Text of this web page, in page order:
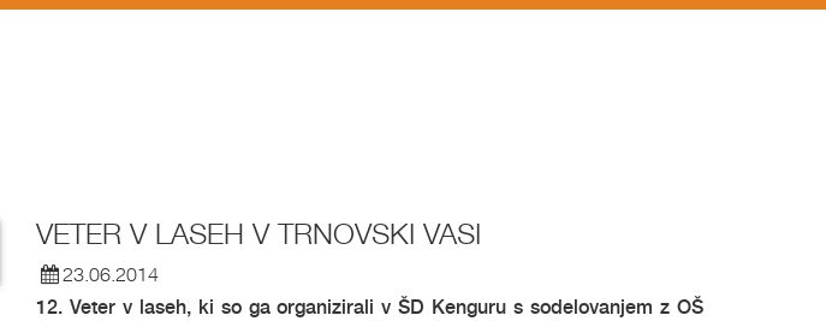
VETER V LASEH V TRNOVSKI VASI
23.06.2014
12. Veter v laseh, ki so ga organizirali v ŠD Kenguru s sodelovanjem z OŠ